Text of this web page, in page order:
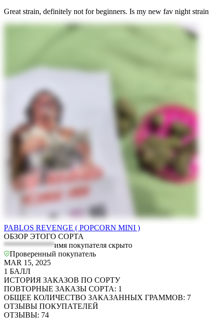
Great strain, definitely not for beginners. Is my new fav night strain
PABLOS REVENGE ( POPCORN MINI )
ОБЗОР ЭТОГО СОРТА
*************имя покупателя скрыто
Проверенный покупатель
MAR 15, 2025
1 БАЛЛ
ИСТОРИЯ ЗАКАЗОВ ПО СОРТУ
ПОВТОРНЫЕ ЗАКАЗЫ СОРТА: 1
ОБЩЕЕ КОЛИЧЕСТВО ЗАКАЗАННЫХ ГРАММОВ: 7
ОТЗЫВЫ ПОКУПАТЕЛЕЙ
ОТЗЫВЫ: 74